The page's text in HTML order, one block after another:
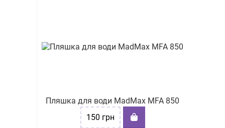
Пляшка для води MadMax MFA 850
150 грн